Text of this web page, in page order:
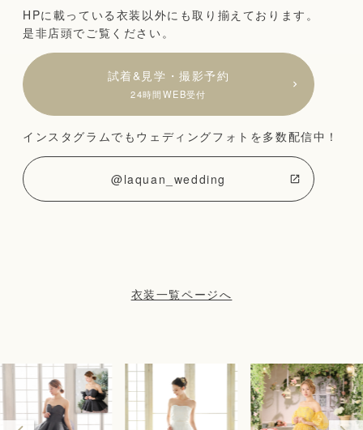
HPに載っている衣装以外にも取り揃えております。
是非店頭でご覧ください。
試着&見学・撮影予約
24時間WEB受付
インスタグラムでもウェディングフォトを多数配信中！
@laquan_wedding
衣装一覧ページへ